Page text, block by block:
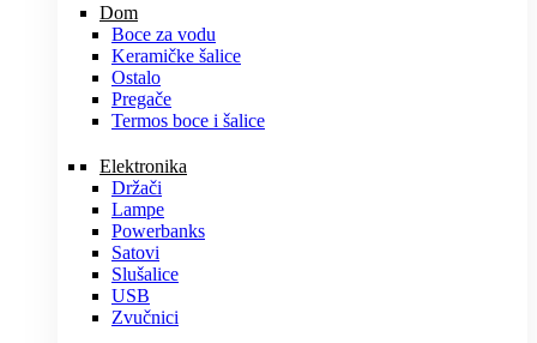
Dom
Boce za vodu
Keramičke šalice
Ostalo
Pregače
Termos boce i šalice
Elektronika
Držači
Lampe
Powerbanks
Satovi
Slušalice
USB
Zvučnici